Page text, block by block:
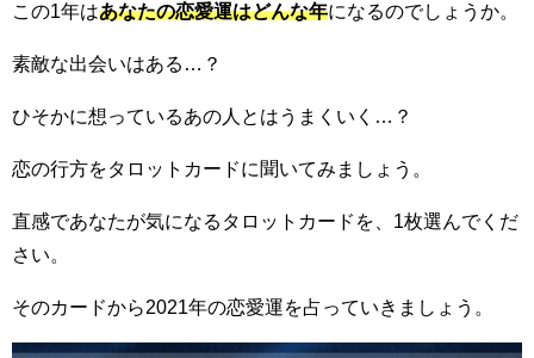
この1年はあなたの恋愛運はどんな年になるのでしょうか。
素敵な出会いはある…？
ひそかに想っているあの人とはうまくいく…？
恋の行方をタロットカードに聞いてみましょう。
直感であなたが気になるタロットカードを、1枚選んでくだ
さい。
そのカードから2021年の恋愛運を占っていきましょう。